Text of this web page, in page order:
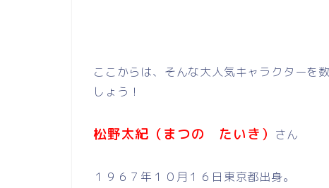
ここからは、そんな大人気キャラクターを
しょう！
松野太紀（まつの たいき） さん
１９６７年１０月１６日東京都出身。